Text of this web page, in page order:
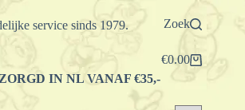
service sinds 1979. Zoek
Winkelwagen
€0.00
IN NL VANAF €35,-